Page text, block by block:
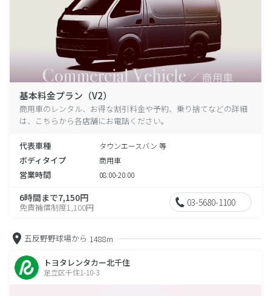
基本料金プラン（V2）
商用車のレンタル、お得な割引料金や予約、乗り捨てなどの詳細
は、こちらから各店舗にお電話ください。
代表車種 タウンエースバン 等
ボディタイプ 商用車
営業時間 08:00-20:00
6時間まで7,150円
免責補償制度1,100円 03-5680-1100
五反野野球場から 1488m
トヨタレンタカー北千住
足立区千住1-10-3